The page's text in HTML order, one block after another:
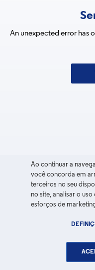
An unexpected error has
Ao continuar a
você concorda em
terceiros no seu
no site, analisar o
esforços de